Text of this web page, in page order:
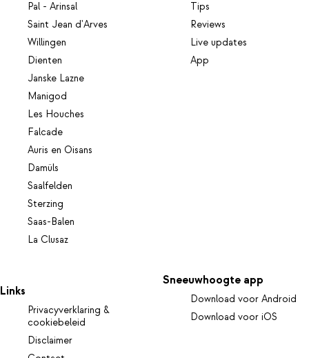
Pal - Arinsal
Saint Jean d'Arves
Willingen
Dienten
Janske Lazne
Manigod
Les Houches
Falcade
Auris en Oisans
Damüls
Saalfelden
Sterzing
Saas-Balen
La Clusaz
Tips
Reviews
Live updates
App
Links
Privacyverklaring &
cookiebeleid
Disclaimer
Sneeuwhoogte app
Download voor Android
Download voor iOS